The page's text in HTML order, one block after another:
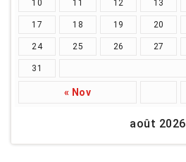
août 2026
« Nov
10 11 12 13
17 18 19 20
24 25 26 27
31